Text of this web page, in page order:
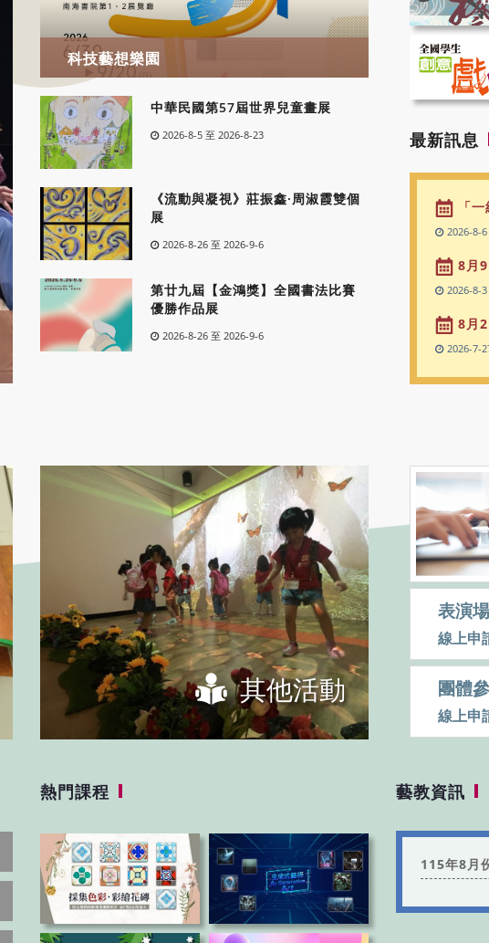
科技藝想樂園
中華民國第57屆世界兒童畫展
2026-8-5 至 2026-8-23
《流動與凝視》莊振鑫·周淑霞雙個
展
2026-8-26 至 2026-9-6
第廿九屆【金鴻獎】全國書法比賽
優勝作品展
2026-8-26 至 2026-9-6
最新訊息
「
2026-8-6
8月
2026-8-3
8月
2026-7-
其他活動
表演
線上申
團體
線上申
熱門課程 藝教資訊
115年8月